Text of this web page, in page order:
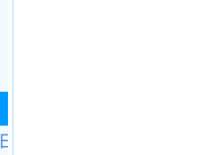
晚倦梳头。全诗赏析